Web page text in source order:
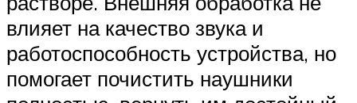
влияет на качество звука и
работоспособность устройства, но
помогает почистить наушники